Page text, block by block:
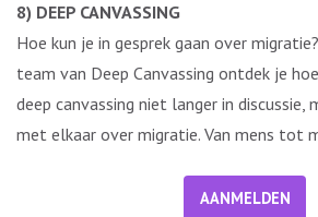
8) DEEP CANVASSING
Hoe kun je in gesprek gaan over
team van Deep Canvassing ontdek je
deep canvassing niet langer in discussie,
met elkaar over migratie. Van mens tot
AANMELDEN